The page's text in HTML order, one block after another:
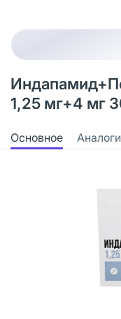
1,25 мг+4 мг
Основное Аналоги